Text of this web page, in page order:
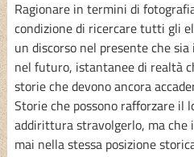
Ragionare in termini di
condizione di ricercare tutti gli
un discorso nel presente che
nel futuro, istantanee di realtà
storie che devono ancora
Storie che possono rafforzare il
addirittura stravolgerlo, ma che
mai nella stessa posizione